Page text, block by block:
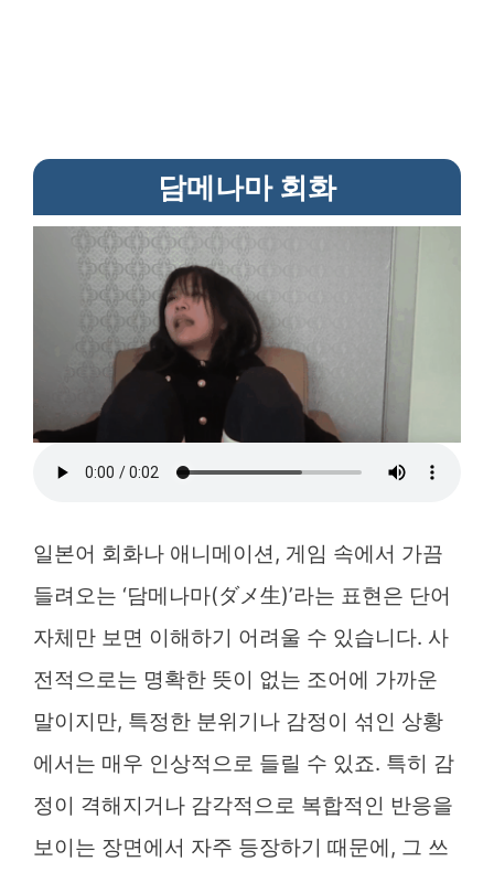
담메나마 회화
일본어 회화나 애니메이션, 게임 속에서 가끔
들려오는 ‘담메나마(ダメ生)’라는 표현은 단어
자체만 보면 이해하기 어려울 수 있습니다. 사
전적으로는 명확한 뜻이 없는 조어에 가까운
말이지만, 특정한 분위기나 감정이 섞인 상황
에서는 매우 인상적으로 들릴 수 있죠. 특히 감
정이 격해지거나 감각적으로 복합적인 반응을
보이는 장면에서 자주 등장하기 때문에, 그 쓰